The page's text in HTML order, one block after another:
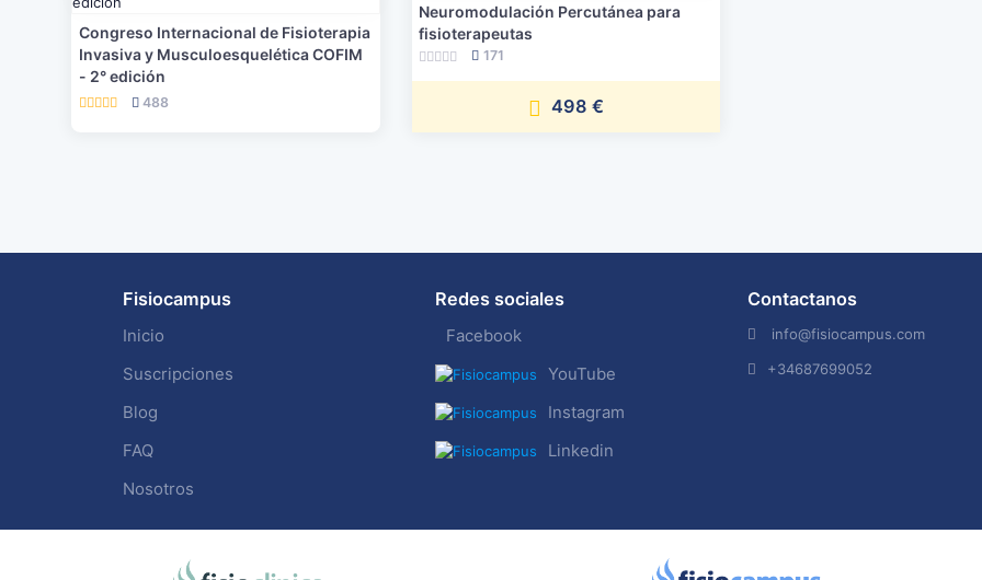
Congreso Internacional de Fisioterapia
Invasiva y Musculoesquelética COFIM
- 2° edición
488
Neuromodulación Percutánea para
fisioterapeutas
171
498 €
Fisiocampus
Inicio
Suscripciones
Blog
FAQ
Nosotros
Redes sociales
Facebook
YouTube
Instagram
Linkedin
Contactanos
info@fisiocampus.com
+34687699052